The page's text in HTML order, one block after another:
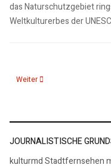
das Naturschutzgebiet
Weltkulturerbes der
Nächster Beitrag: 251111 Pula
Weiter
JOURNALISTISCHE
kulturmd Stadtfernsehen